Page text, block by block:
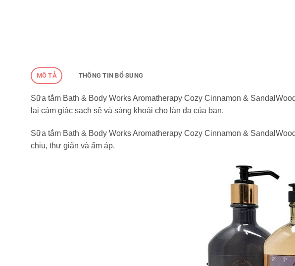
MÔ TẢ THÔNG TIN BỔ SUNG
Sữa tắm Bath & Body Works Aromatherapy Cozy Cinnamon &
lại cảm giác sạch sẽ và sảng khoái cho làn da của bạn.
Sữa tắm Bath & Body Works Aromatherapy Cozy Cinnamon &
chịu, thư giãn và ấm áp.